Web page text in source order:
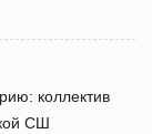
коллектив
СШ